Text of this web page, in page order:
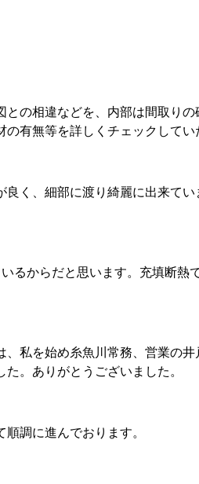
の相違などを、内部は間取り
有無等を詳しくチェックしてい
く、細部に渡り綺麗に出来て
るからだと思います。充填断熱
私を始め糸魚川常務、営業の
。ありがとうございました。
調に進んでおります。